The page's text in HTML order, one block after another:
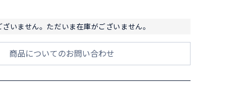
ざいません。ただいま在庫がございません。
商品についてのお問い合わせ